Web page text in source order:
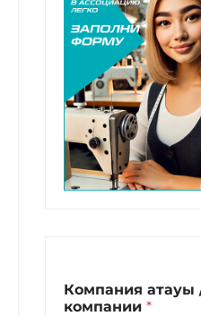
Компания атауы
компании *